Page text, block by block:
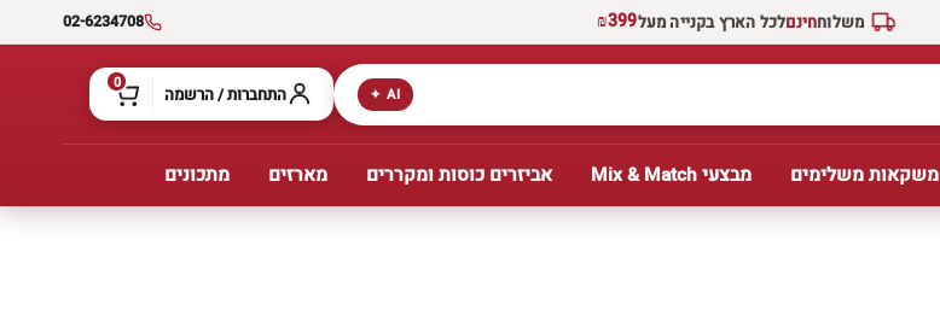
משלוחחינםלכל הארץ בקנייה מעל₪399
02-6234708
AI ✦ התחברות / הרשמה 0
משקאות משלימים מבצעי Mix & Match אביזרים כוסות ומקררים מארזים מתכונים